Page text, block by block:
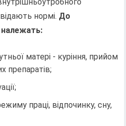
нормі. До
матері - куріння, прийом
препаратів;
праці, відпочинку, сну,